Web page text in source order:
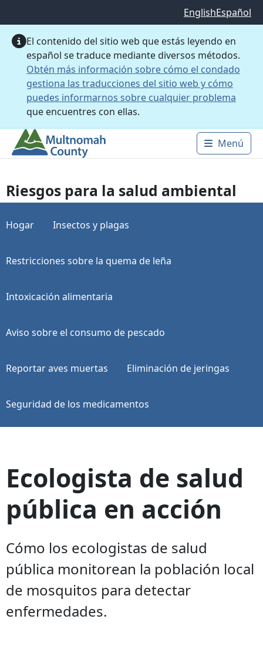
EnglishEspañol
El contenido del sitio web que estás leyendo en
español se traduce mediante diversos métodos.
Obtén más información sobre cómo el condado
gestiona las traducciones del sitio web y cómo
puedes informarnos sobre cualquier problema
que encuentres con ellas.
Main
Menú
Riesgos para la salud ambiental
Hogar Insectos y plagas
Restricciones sobre la quema de leña
Intoxicación alimentaria
Aviso sobre el consumo de pescado
Reportar aves muertas Eliminación de jeringas
Seguridad de los medicamentos
Ecologista de salud
pública en acción
Cómo los ecologistas de salud
pública monitorean la población local
de mosquitos para detectar
enfermedades.